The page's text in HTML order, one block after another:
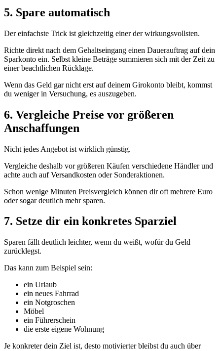
5. Spare automatisch
Der einfachste Trick ist gleichzeitig einer der wirkungsvollsten.
Richte direkt nach dem Gehaltseingang einen Dauerauftrag auf dein
Sparkonto ein. Selbst kleine Beträge summieren sich mit der Zeit zu
einer beachtlichen Rücklage.
Wenn das Geld gar nicht erst auf deinem Girokonto bleibt, kommst
du weniger in Versuchung, es auszugeben.
6. Vergleiche Preise vor größeren
Anschaffungen
Nicht jedes Angebot ist wirklich günstig.
Vergleiche deshalb vor größeren Käufen verschiedene Händler und
achte auch auf Versandkosten oder Sonderaktionen.
Schon wenige Minuten Preisvergleich können dir oft mehrere Euro
oder sogar deutlich mehr sparen.
7. Setze dir ein konkretes Sparziel
Sparen fällt deutlich leichter, wenn du weißt, wofür du Geld
zurücklegst.
Das kann zum Beispiel sein:
ein Urlaub
ein neues Fahrrad
ein Notgroschen
Möbel
ein Führerschein
die erste eigene Wohnung
Je konkreter dein Ziel ist, desto motivierter bleibst du auch über